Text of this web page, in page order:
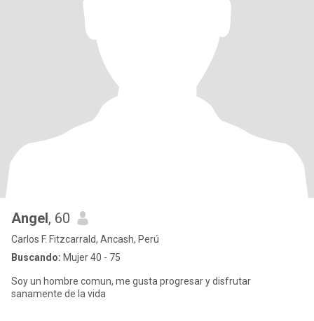
Angel, 60
Carlos F. Fitzcarrald, Ancash, Perú
Buscando: Mujer 40 - 75
Soy un hombre comun, me gusta progresar y disfrutar
sanamente de la vida